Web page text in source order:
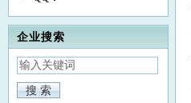
企业搜索